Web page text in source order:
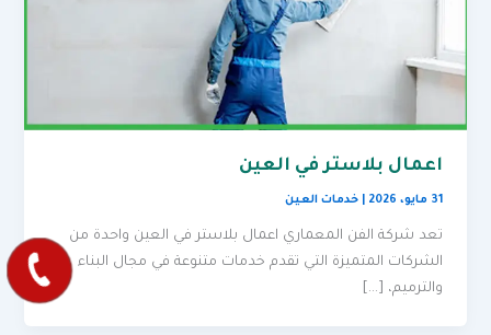
اعمال بلاستر في العين
31 مايو، 2026 |خدمات العين
تعد شركة الفن المعماري اعمال بلاستر في العين واحدة من
الشركات المتميزة التي تقدم خدمات متنوعة في مجال البناء
والترميم، […]